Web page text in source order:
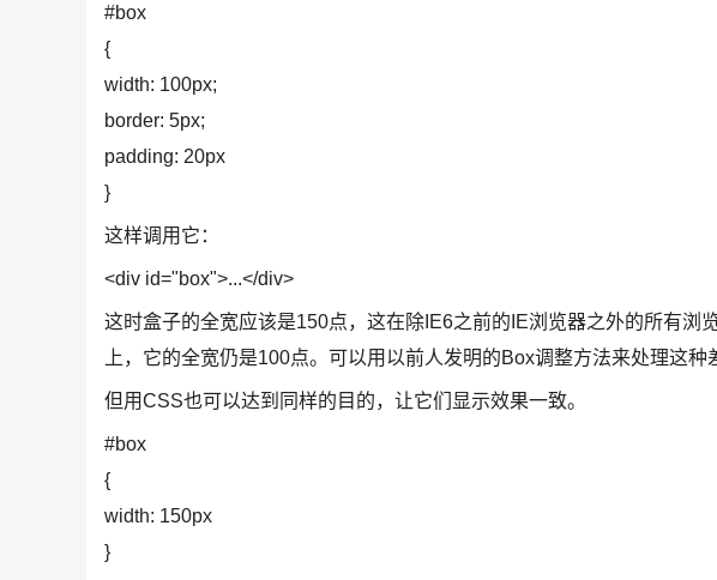
#box
{
width: 100px;
border: 5px;
padding: 20px
}
这样调用它：
<div id="box">...</div>
这时盒子的全宽应该是150点，这在除IE6之前的IE浏览器之外的所有浏
上，它的全宽仍是100点。可以用以前人发明的Box调整方法来处理这种
但用CSS也可以达到同样的目的，让它们显示效果一致。
#box
{
width: 150px
}